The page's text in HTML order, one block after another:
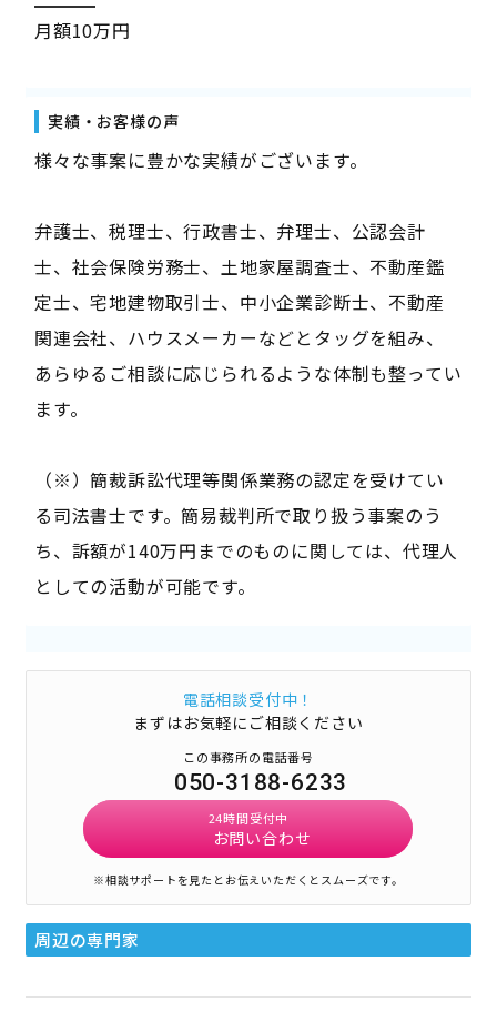
月額10万円
実績・お客様の声
様々な事案に豊かな実績がございます。
弁護士、税理士、行政書士、弁理士、公認会計
士、社会保険労務士、土地家屋調査士、不動産鑑
定士、宅地建物取引士、中小企業診断士、不動産
関連会社、ハウスメーカーなどとタッグを組み、
あらゆるご相談に応じられるような体制も整ってい
ます。
（※）簡裁訴訟代理等関係業務の認定を受けてい
る司法書士です。簡易裁判所で取り扱う事案のう
ち、訴額が140万円までのものに関しては、代理人
としての活動が可能です。
電話相談受付中！
まずはお気軽にご相談ください
この事務所の電話番号
050-3188-6233
24時間受付中
お問い合わせ
※相談サポートを見たとお伝えいただくとスムーズです。
周辺の専門家